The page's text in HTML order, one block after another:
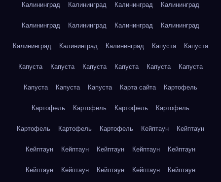
Калининград Калининград Калининград Калининград
Калининград Калининград Калининград Калининград
Калининград Калининград Калининград Капуста Капуста
Капуста Капуста Капуста Капуста Капуста Капуста
Капуста Капуста Капуста Карта сайта Картофель
Картофель Картофель Картофель Картофель
Картофель Картофель Картофель Кейптаун Кейптаун
Кейптаун Кейптаун Кейптаун Кейптаун Кейптаун
Кейптаун Кейптаун Кейптаун Кейптаун Кейптаун